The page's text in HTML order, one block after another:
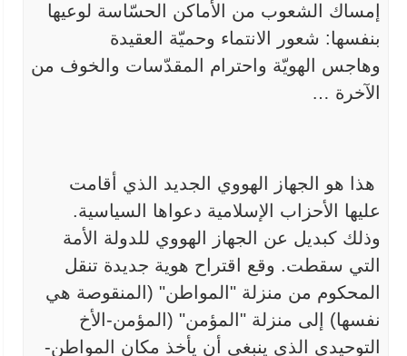
إمساك الشعوب من الأماكن الحسّاسة لوعيها
بنفسها: شعور الانتماء وحميّة العقيدة
وهاجس
الهويّة واحترام المقدّسات والخوف من
الآخرة …
هذا هو الجهاز الهووي الجديد الذي أقامت
عليها الأحزاب
الإسلامية دعواها السياسية.
وذلك كبديل عن الجهاز الهووي للدولة الأمة
التي سقطت. وقع اقتراح هوية جديدة تنقل
المحكوم من منزلة "المواطن" (المنقوصة هي
نفسها) إلى منزلة "المؤمن" (المؤمن-الأخ
التوحيدي الذي ينبغي أن يأخذ مكان المواطن-